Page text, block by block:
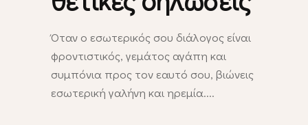
Όταν ο εσωτερικός σου διάλογος είναι
φροντιστικός, γεμάτος αγάπη και
συμπόνια προς τον εαυτό σου, βιώνεις
εσωτερική γαλήνη και ηρεμία.